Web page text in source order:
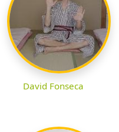
David Fonseca